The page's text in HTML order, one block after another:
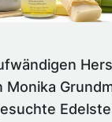
Monika